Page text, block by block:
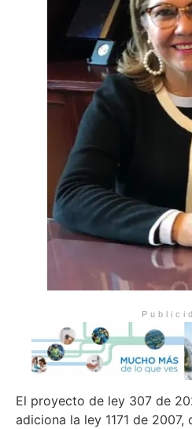
El proyecto de ley 307 de
adiciona la ley 1171 de